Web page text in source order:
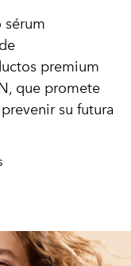
sérum
premium
que promete
su futura